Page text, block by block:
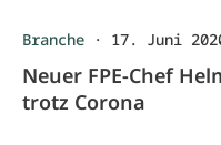
Branche · 17. Juni
Neuer FPE-Chef
trotz Corona